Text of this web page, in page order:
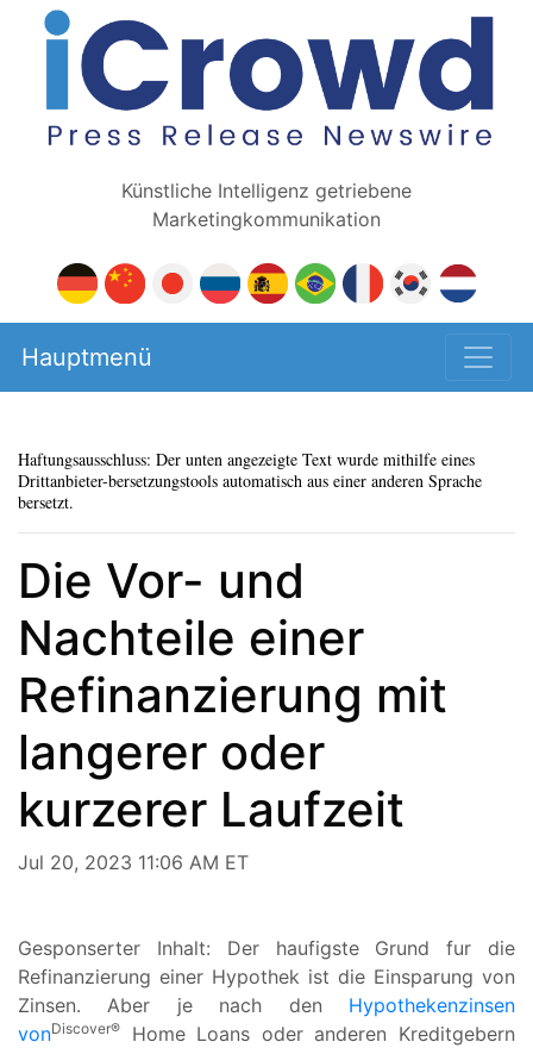
Künstliche Intelligenz getriebene
Marketingkommunikation
Hauptmenü
Haftungsausschluss: Der unten angezeigte Text wurde mithilfe eines
Drittanbieter-bersetzungstools automatisch aus einer anderen Sprache
bersetzt.
Die Vor- und
Nachteile einer
Refinanzierung mit
langerer oder
kurzerer Laufzeit
Jul 20, 2023 11:06 AM ET
Gesponserter Inhalt: Der haufigste Grund fur die
Refinanzierung einer Hypothek ist die Einsparung von
Zinsen. Aber je nach den Hypothekenzinsen
vonDiscover®
Home Loans oder anderen Kreditgebern